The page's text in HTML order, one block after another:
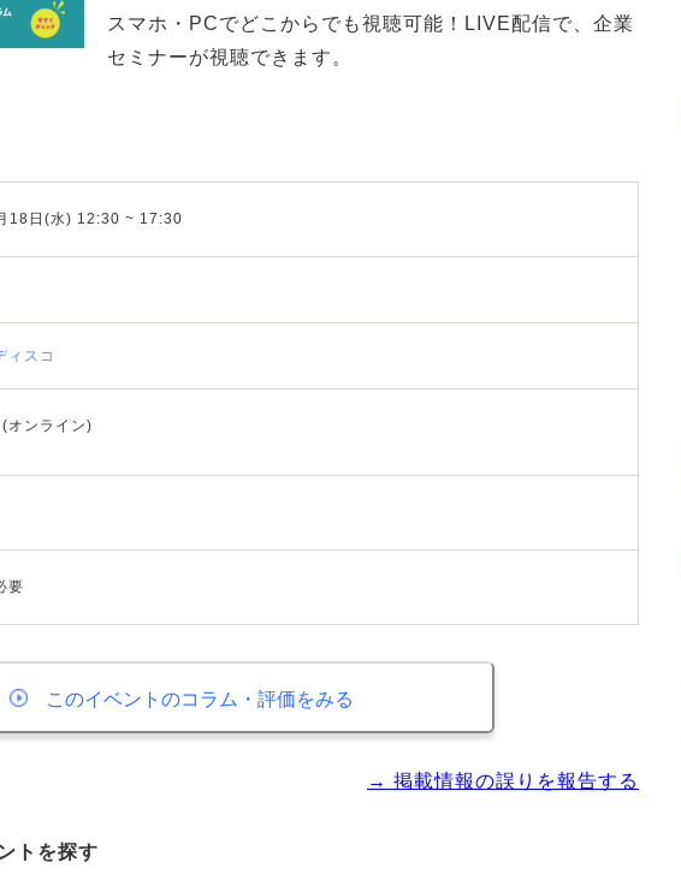
スマホ・PCでどこからでも視聴可能！LIVE配信で、企業
セミナーが視聴できます。
18日(水) 12:30 ~ 17:30
ィスコ
オンライン)
要
このイベントのコラム・評価をみる
→ 掲載情報の誤りを報告する
トを探す